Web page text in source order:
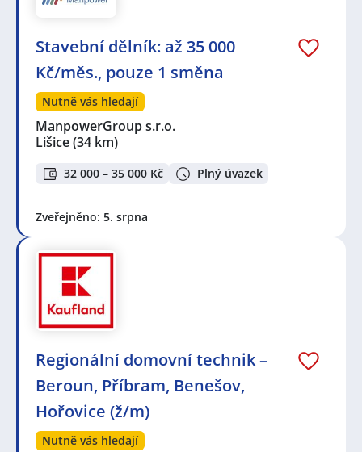
Stavební dělník: až 35 000
Kč/měs., pouze 1 směna
Nutně vás hledají
ManpowerGroup s.r.o.
Lišice(34 km)
32 000 – 35 000 Kč Plný úvazek
Zveřejněno: 5. srpna
Regionální domovní technik –
Beroun, Příbram, Benešov,
Hořovice (ž/m)
Nutně vás hledají